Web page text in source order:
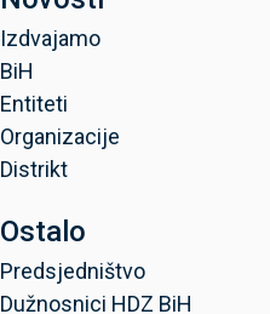
Izdvajamo
BiH
Entiteti
Organizacije
Distrikt
Ostalo
Predsjedništvo
Dužnosnici HDZ BiH